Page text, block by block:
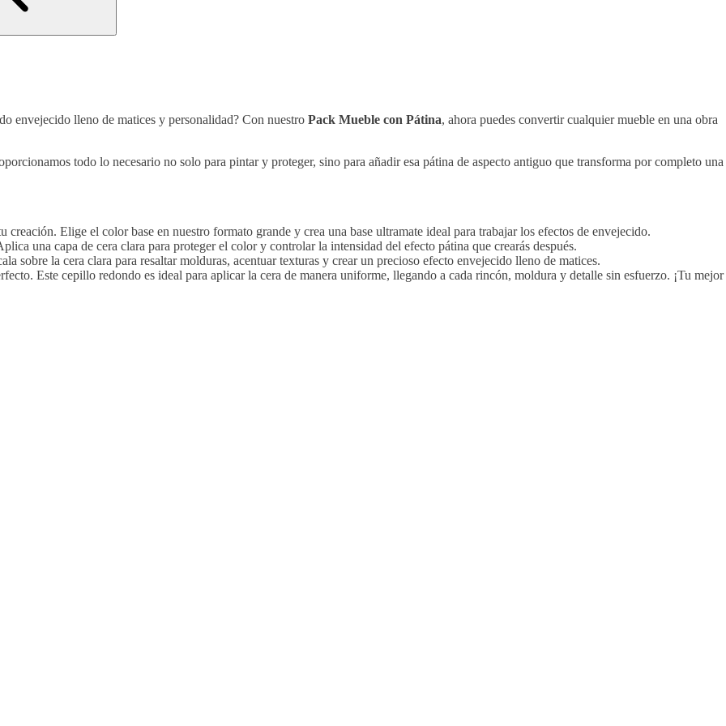
envejecido lleno de matices y personalidad? Con nuestro Pack Mueble con Pátina, ahora puedes convertir cualquier mueble en una obra
todo lo necesario no solo para pintar y proteger, sino para añadir esa pátina de aspecto antiguo que transforma por completo una
creación. Elige el color base en nuestro formato grande y crea una base ultramate ideal para trabajar los efectos de envejecido.
una capa de cera clara para proteger el color y controlar la intensidad del efecto pátina que crearás después.
sobre la cera clara para resaltar molduras, acentuar texturas y crear un precioso efecto envejecido lleno de matices.
Este cepillo redondo es ideal para aplicar la cera de manera uniforme, llegando a cada rincón, moldura y detalle sin esfuerzo. ¡Tu mejor